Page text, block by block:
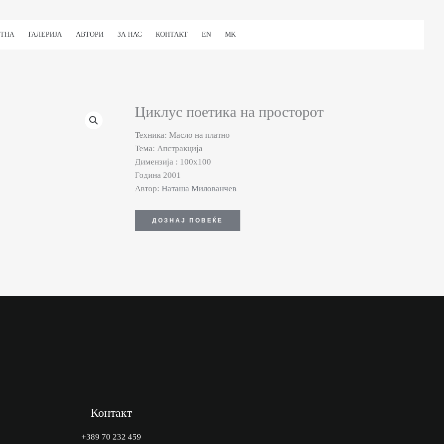
ГАЛЕРИЈА АВТОРИ ЗА НАС КОНТАКТ EN MK
Циклус поетика на просторот
Техника: Масло на платно
Тема: Апстракција
Димензија : 100х100
Година 2001
Автор: Наташа Милованчев
ДОЗНАЈ ПОВЕЌЕ
Контакт
+389 70 232 459